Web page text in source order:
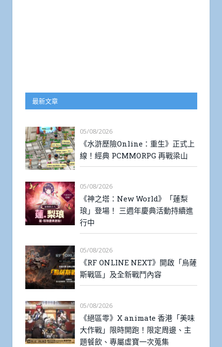
最新文章
05/08/2026
《水滸歷險Online：重生》正式上
線！經典 PCMMORPG 再戰梁山
05/08/2026
《神之塔：New World》「蓮梨
琅」登場！ 三週年慶典活動持續進
行中
05/08/2026
《RF ONLINE NEXT》開啟「烏薩
斯戰區」及全新戰鬥內容
05/08/2026
《絕區零》X animate 香港「美味
大作戰」限時開跑！限定周邊、主
題餐飲、專屬虛寶一次蒐集